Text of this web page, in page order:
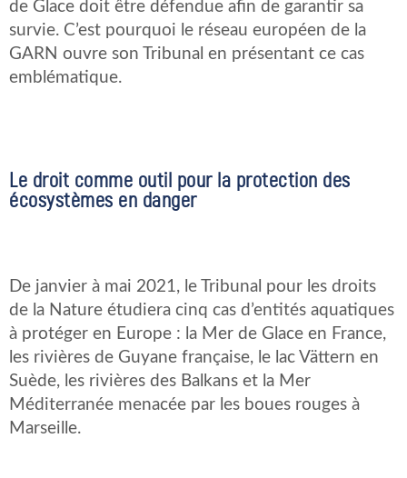
de Glace doit être défendue afin de garantir sa
survie. C’est pourquoi le réseau européen de la
GARN ouvre son Tribunal en présentant ce cas
emblématique.
Le droit comme outil pour la protection des
écosystèmes en danger
De janvier à mai 2021, le Tribunal pour les droits
de la Nature étudiera cinq cas d’entités aquatiques
à protéger en Europe : la Mer de Glace en France,
les rivières de Guyane française, le lac Vättern en
Suède, les rivières des Balkans et la Mer
Méditerranée menacée par les boues rouges à
Marseille.